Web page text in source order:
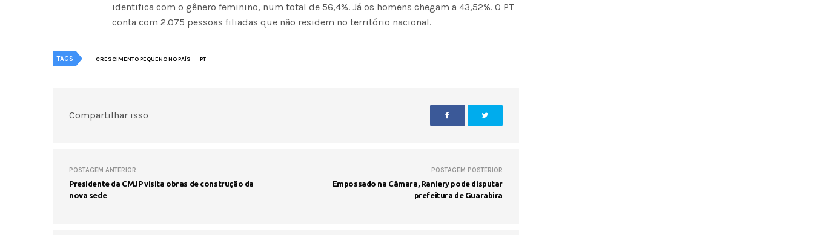
identifica com o gênero feminino, num total de 56,4%. Já os homens chegam a 43,52%. O PT
conta com 2.075 pessoas filiadas que não residem no território nacional.
TAGS CRESCIMENTO PEQUENO NO PAÍS PT
Compartilhar isso
POSTAGEM ANTERIOR
Presidente da CMJP visita obras de construção da
nova sede
POSTAGEM POSTERIOR
Empossado na Câmara, Raniery pode disputar
prefeitura de Guarabira